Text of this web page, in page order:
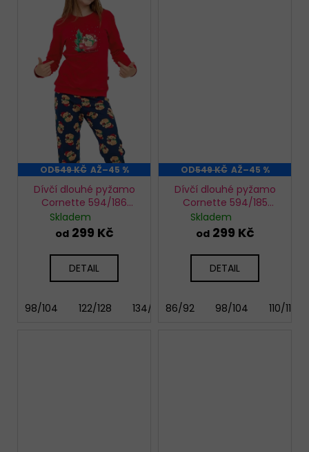
OD549 KČ AŽ–45 %
Dívčí dlouhé pyžamo
Cornette 594/186
Teddy
Skladem
od299 Kč
DETAIL
98/104 122/128 134/140 146/152
OD549 KČ AŽ–45 %
Dívčí dlouhé pyžamo
Cornette 594/185
Winter
Skladem
od299 Kč
DETAIL
86/92 98/104 110/116